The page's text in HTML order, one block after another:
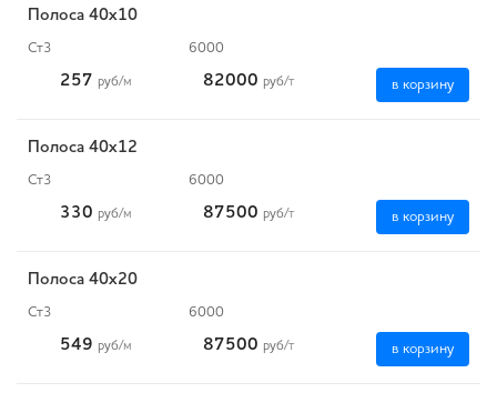
Полоса 40x10
Ст3 6000
257 руб/м 82000 руб/т в корзину
Полоса 40x12
Ст3 6000
330 руб/м 87500 руб/т в корзину
Полоса 40x20
Ст3 6000
549 руб/м 87500 руб/т в корзину